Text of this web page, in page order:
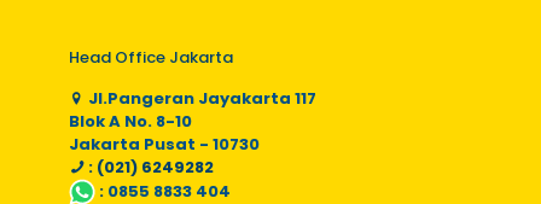
Head Office Jakarta
Jl.Pangeran Jayakarta 117
Blok A No. 8-10
Jakarta Pusat - 10730
: (021) 6249282
: 0855 8833 404